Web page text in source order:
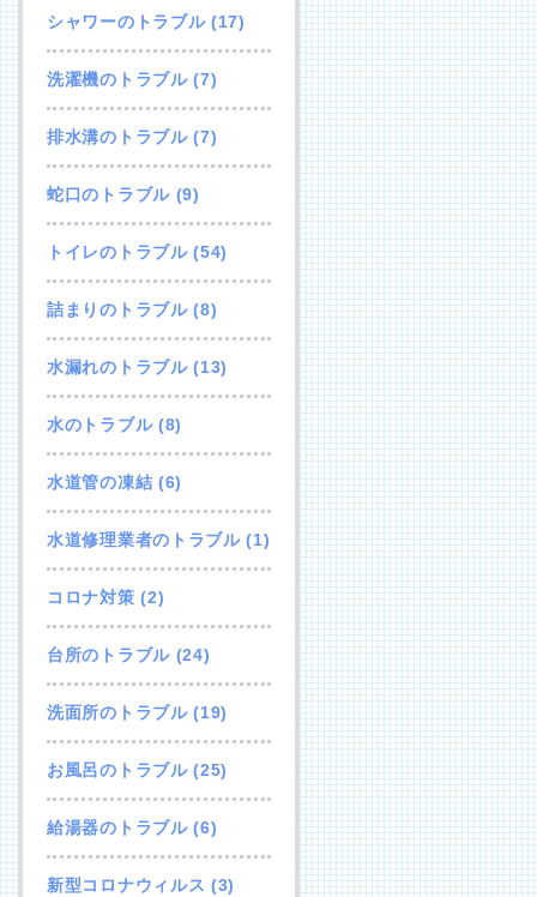
シャワーのトラブル(17)
洗濯機のトラブル(7)
排水溝のトラブル(7)
蛇口のトラブル(9)
トイレのトラブル(54)
詰まりのトラブル(8)
水漏れのトラブル(13)
水のトラブル(8)
水道管の凍結 (6)
水道修理業者のトラブル(1)
コロナ対策 (2)
台所のトラブル(24)
洗面所のトラブル(19)
お風呂のトラブル(25)
給湯器のトラブル(6)
新型コロナウィルス (3)